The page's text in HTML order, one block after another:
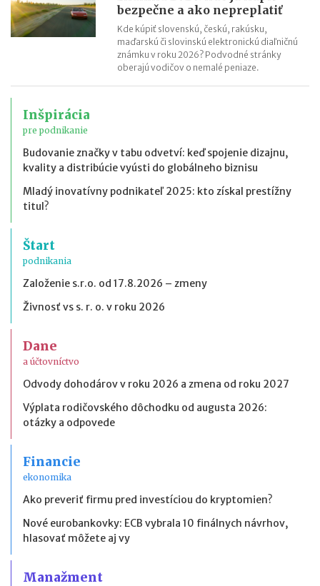
bezpečne a ako nepreplatiť
Kde kúpiť slovenskú, českú, rakúsku,
maďarskú či slovinskú elektronickú diaľničnú
známku v roku 2026? Podvodné stránky
oberajú vodičov o nemalé peniaze.
Inšpirácia
pre podnikanie
Budovanie značky v tabu odvetví: keď spojenie dizajnu,
kvality a distribúcie vyústi do globálneho biznisu
Mladý inovatívny podnikateľ 2025: kto získal prestížny
titul?
Štart
podnikania
Založenie s.r.o. od 17.8.2026 – zmeny
Živnosť vs s. r. o. v roku 2026
Dane
a účtovníctvo
Odvody dohodárov v roku 2026 a zmena od roku 2027
Výplata rodičovského dôchodku od augusta 2026:
otázky a odpovede
Financie
ekonomika
Ako preveriť firmu pred investíciou do kryptomien?
Nové eurobankovky: ECB vybrala 10 finálnych návrhov,
hlasovať môžete aj vy
Manažment